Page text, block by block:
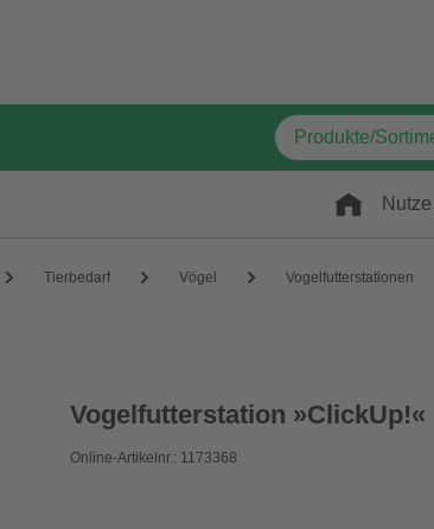
Tierbedarf Vögel Vogelfutterstationen
Vogelfutterstation »ClickUp!«
Online-Artikelnr.: 1173368